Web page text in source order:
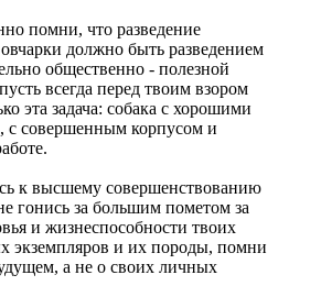
помни, что разведение
должно быть разведением
общественно - полезной
всегда перед твоим взором
эта задача: собака с хорошими
с совершенным корпусом и
к высшему совершенствованию
гонись за большим пометом за
и жизнеспособности твоих
экземпляров и их породы, помни
а не о своих личных